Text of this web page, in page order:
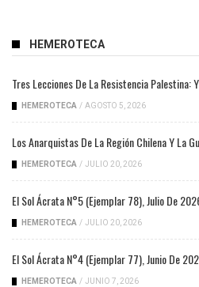
HEMEROTECA
Tres Lecciones De La Resistencia Palestina:
HEMEROTECA / AGOSTO 5, 2026
Los Anarquistas De La Región Chilena Y La
HEMEROTECA / JULIO 20, 2026
El Sol Ácrata N°5 (ejemplar 78), Julio De
HEMEROTECA / JULIO 20, 2026
El Sol Ácrata N°4 (ejemplar 77), Junio De
HEMEROTECA / JUNIO 7, 2026